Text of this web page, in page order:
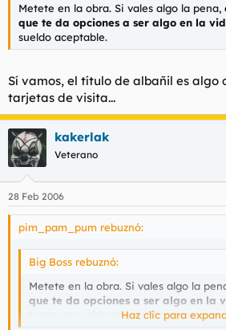
Metete en la obra. Si vales algo la pena,
que te da opciones a ser algo en la
sueldo aceptable.
Sí vamos, el título de albañil es algo
tarjetas de visita...
kakerlak
Veterano
28 Feb 2006
pim_pam_pum rebuznó:
Big Boss rebuznó:
Metete en la obra. Si vales algo la
que te da opciones a ser algo en la
tener un sueldo aceptable.
Haz clic para